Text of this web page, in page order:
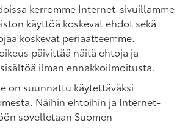
kerromme Internet-sivuillamme
käyttöä koskevat ehdot sekä
koskevat periaatteemme.
päivittää näitä ehtoja ja
ilman ennakkoilmoitusta.
on suunnattu käytettäväksi
Näihin ehtoihin ja Internet-
sovelletaan Suomen